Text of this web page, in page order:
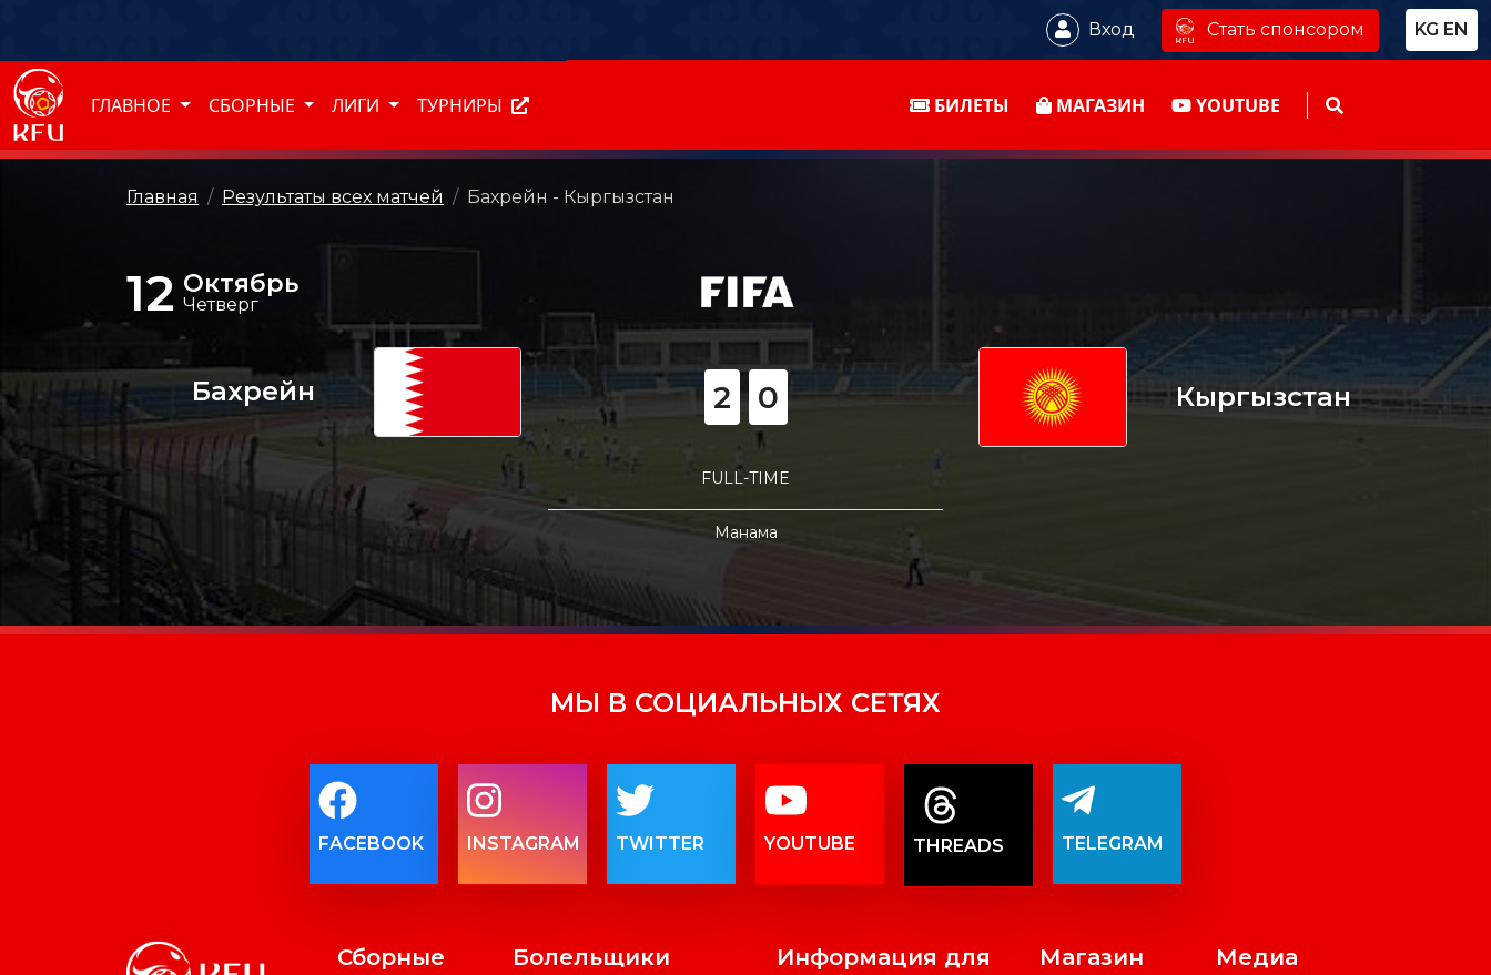
Вход Стать спонсором KG EN
ГЛАВНОЕ СБОРНЫЕ ЛИГИ ТУРНИРЫ БИЛЕТЫ МАГАЗИН YOUTUBE
Главная Результаты всех матчей Бахрейн - Кыргызстан
12 Октябрь
Четверг
Бахрейн 2 0 Кыргызстан
FULL-TIME
Манама
МЫ В СОЦИАЛЬНЫХ СЕТЯХ
FACEBOOK INSTAGRAM TWITTER YOUTUBE THREADS TELEGRAM
Сборные Болельщики
Информация для
Магазин Медиа